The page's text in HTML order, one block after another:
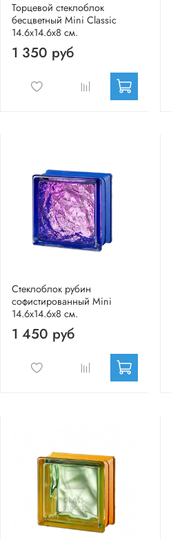
Торцевой стеклоблок
бесцветный Mini Classic
14.6x14.6x8 см.
1 350 руб
Стеклоблок рубин
софистированный Mini
14.6x14.6x8 см.
1 450 руб